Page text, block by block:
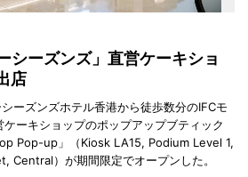
シーズンズ」直営ケーキショ
店
ーズンズホテル香港から徒歩数分のIFCモ
ーキショップのポップアップブティック
Pop-up」（Kiosk LA15, Podium Level 1,
Central）が期間限定でオープンした。